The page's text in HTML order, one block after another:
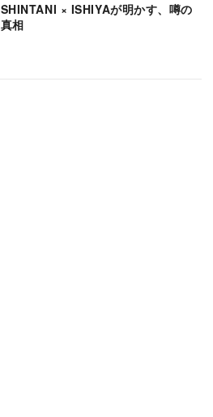
SHINTANI × ISHIYAが明かす、噂の
真相